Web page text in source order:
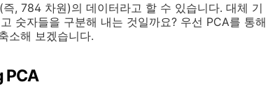
, 784 차원)의 데이터라고 할 수 있습니다. 대체 기
숫자들을 구분해 내는 것일까요? 우선 PCA를 통해
소해 보겠습니다.
PCA